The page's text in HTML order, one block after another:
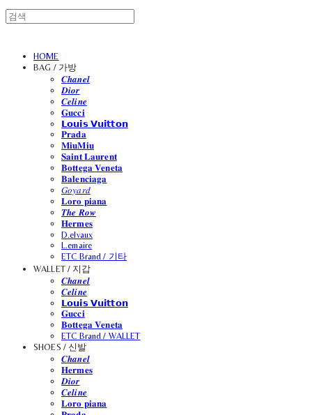
HOME
BAG / 가방
𝑪𝒉𝒂𝒏𝒆𝒍
𝑫𝒊𝒐𝒓
𝑪𝒆𝒍𝒊𝒏𝒆
𝐆𝐮𝐜𝐜𝐢
𝗟𝗼𝘂𝗶𝘀 𝗩𝘂𝗶𝘁𝘁𝗼𝗻
𝐏𝐫𝐚𝐝𝐚
𝐌𝐢𝐮𝐌𝐢𝐮
𝐒𝐚𝐢𝐧𝐭 𝐋𝐚𝐮𝐫𝐞𝐧𝐭
𝐁𝐨𝐭𝐭𝐞𝐠𝐚 𝐕𝐞𝐧𝐞𝐭𝐚
𝐁𝐚𝐥𝐞𝐧𝐜𝐢𝐚𝐠𝐚
𝐺𝑜𝑦𝑎𝑟𝑑
𝐋𝐨𝐫𝐨 𝐩𝐢𝐚𝐧𝐚
𝑻𝒉𝒆 𝑹𝒐𝒘
𝐇𝐞𝐫𝐦𝐞𝐬
D.elvaux
L.emaire
ETC Brand / 기타
WALLET / 지갑
𝑪𝒉𝒂𝒏𝒆𝒍
𝑪𝒆𝒍𝒊𝒏𝒆
𝗟𝗼𝘂𝗶𝘀 𝗩𝘂𝗶𝘁𝘁𝗼𝗻
𝐆𝐮𝐜𝐜𝐢
𝐁𝐨𝐭𝐭𝐞𝐠𝐚 𝐕𝐞𝐧𝐞𝐭𝐚
ETC Brand / WALLET
SHOES / 신발
𝑪𝒉𝒂𝒏𝒆𝒍
𝐇𝐞𝐫𝐦𝐞𝐬
𝑫𝒊𝒐𝒓
𝑪𝒆𝒍𝒊𝒏𝒆
𝐋𝐨𝐫𝐨 𝐩𝐢𝐚𝐧𝐚